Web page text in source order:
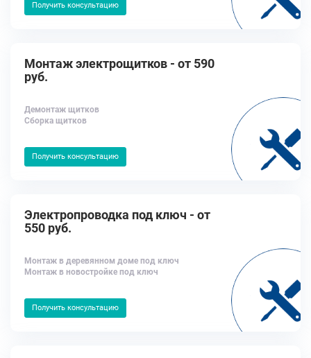
Получить консультацию
Монтаж электрощитков - от 590
руб.
Демонтаж щитков
Сборка щитков
Получить консультацию
Электропроводка под ключ - от
550 руб.
Монтаж в деревянном доме под ключ
Монтаж в новостройке под ключ
Получить консультацию